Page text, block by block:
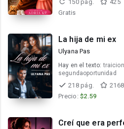
150 pág.
425
Gratis
La hija de mi ex
Ulyana Pas
Hay en el texto:
segundaoportunidad
218 pág.
2168
Precio: $2.59
Creí que era